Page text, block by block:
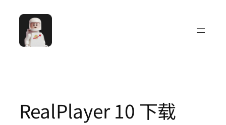
RealPlayer 10 下载